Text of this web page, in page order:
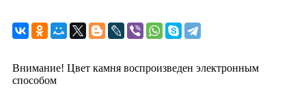
Внимание! Цвет камня воспроизведен электронным
способом